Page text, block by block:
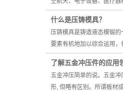
什么是压铸模具？
压铸模具是铸造液态模锻
要素有机地加以综合运用
了解五金冲压件的应用
五金冲压简单的说。五金
形, 但略有区别。所谓板材